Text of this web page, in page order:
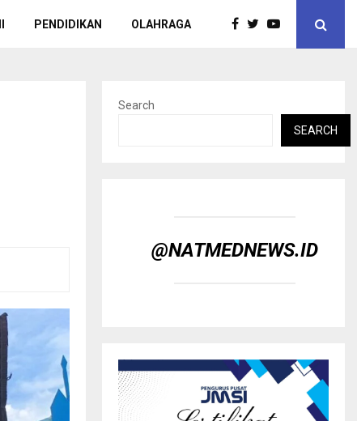
PENDIDIKAN OLAHRAGA
Search
SEARCH
@NATMEDNEWS.ID